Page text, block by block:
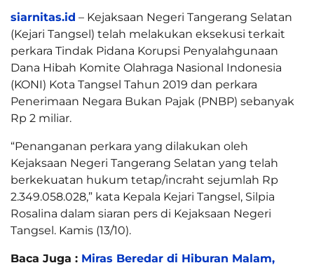
siarnitas.id – Kejaksaan Negeri Tangerang Selatan
(Kejari Tangsel) telah melakukan eksekusi terkait
perkara Tindak Pidana Korupsi Penyalahgunaan
Dana Hibah Komite Olahraga Nasional Indonesia
(KONI) Kota Tangsel Tahun 2019 dan perkara
Penerimaan Negara Bukan Pajak (PNBP) sebanyak
Rp 2 miliar.
“Penanganan perkara yang dilakukan oleh
Kejaksaan Negeri Tangerang Selatan yang telah
berkekuatan hukum tetap/incraht sejumlah Rp
2.349.058.028,” kata Kepala Kejari Tangsel, Silpia
Rosalina dalam siaran pers di Kejaksaan Negeri
Tangsel. Kamis (13/10).
Baca Juga : Miras Beredar di Hiburan Malam,